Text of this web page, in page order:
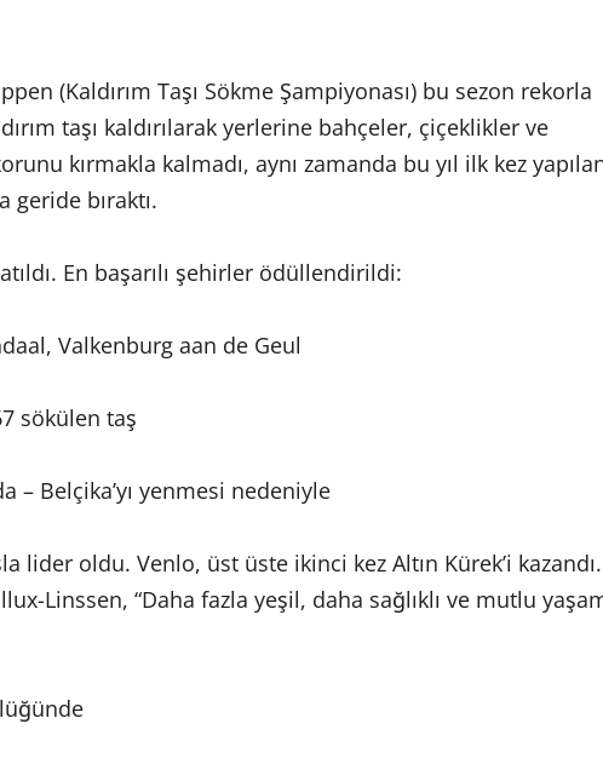
(Kaldırım Taşı Sökme Şampiyonası) bu sezon rekorla
taşı kaldırılarak yerlerine bahçeler, çiçeklikler ve
kırmakla kalmadı, aynı zamanda bu yıl ilk kez
geride bıraktı.
En başarılı şehirler ödüllendirildi:
Valkenburg aan de Geul
sökülen taş
– Belçika’yı yenmesi nedeniyle
lider oldu. Venlo, üst üste ikinci kez Altın Kürek’i kazandı.
Linssen, “Daha fazla yeşil, daha sağlıklı ve mutlu